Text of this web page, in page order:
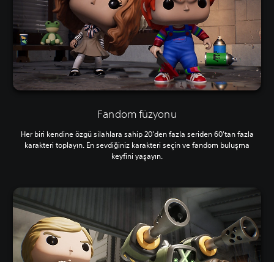
Fandom füzyonu
Her biri kendine özgü silahlara sahip 20'den fazla seriden 60'tan fazla
karakteri toplayın. En sevdiğiniz karakteri seçin ve fandom buluşma
keyfini yaşayın.